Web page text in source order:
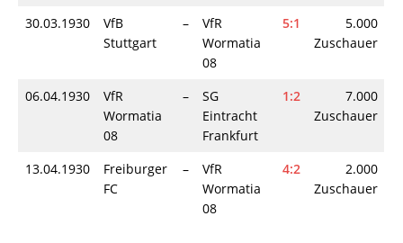
30.03.1930
VfB
Stuttgart
–
VfR
Wormatia
08
5:1
5.000
Zuschauer
06.04.1930
VfR
Wormatia
08
–
SG
Eintracht
Frankfurt
1:2
7.000
Zuschauer
13.04.1930
Freiburger
FC
–
VfR
Wormatia
08
4:2
2.000
Zuschauer